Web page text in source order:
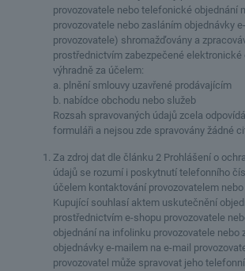
provozovatele nebo telefonické objednání
provozovatele nebo zasláním objednávky
provozovatele) shromažďovány a
prostřednictvím zabezpečené elektronické
výhradně za účelem:
a. plnění smlouvy uzavřené prodávajícím
b. nabídce obchodu nebo služeb
Rozsah spravovaných údajů zcela
formuláři a nejsou zde spravovány žádné
Za zdroj dat dle článku 2 Prohlášení o
údajů se rozumí i poskytnutí telefonního
účelem kontaktování provozovatelem
Kupující souhlasí aktem uskutečnění
prostřednictvím e-shopu provozovatele
objednání na infolinku provozovatele nebo
objednávky e-mailem na e-mail
provozovatel může spravovat jeho